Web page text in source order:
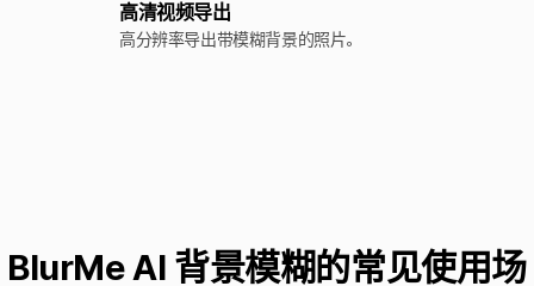
高清视频导出
高分辨率导出带模糊背景的照片。
BlurMe AI 背景模糊的常见使用场